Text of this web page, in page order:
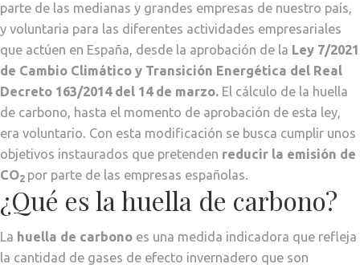
parte de las medianas y grandes empresas de nuestro país,
y voluntaria para las diferentes actividades empresariales
que actúen en España, desde la aprobación de la Ley 7/2021
de Cambio Climático y Transición Energética del Real
Decreto 163/2014 del 14 de marzo. El cálculo de la huella
de carbono, hasta el momento de aprobación de esta ley,
era voluntario. Con esta modificación se busca cumplir unos
objetivos instaurados que pretenden reducir la emisión de
CO2 por parte de las empresas españolas.
¿Qué es la huella de carbono?
La huella de carbono es una medida indicadora que refleja
la cantidad de gases de efecto invernadero que son